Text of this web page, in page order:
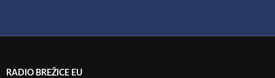
RADIO BREŽICE EU